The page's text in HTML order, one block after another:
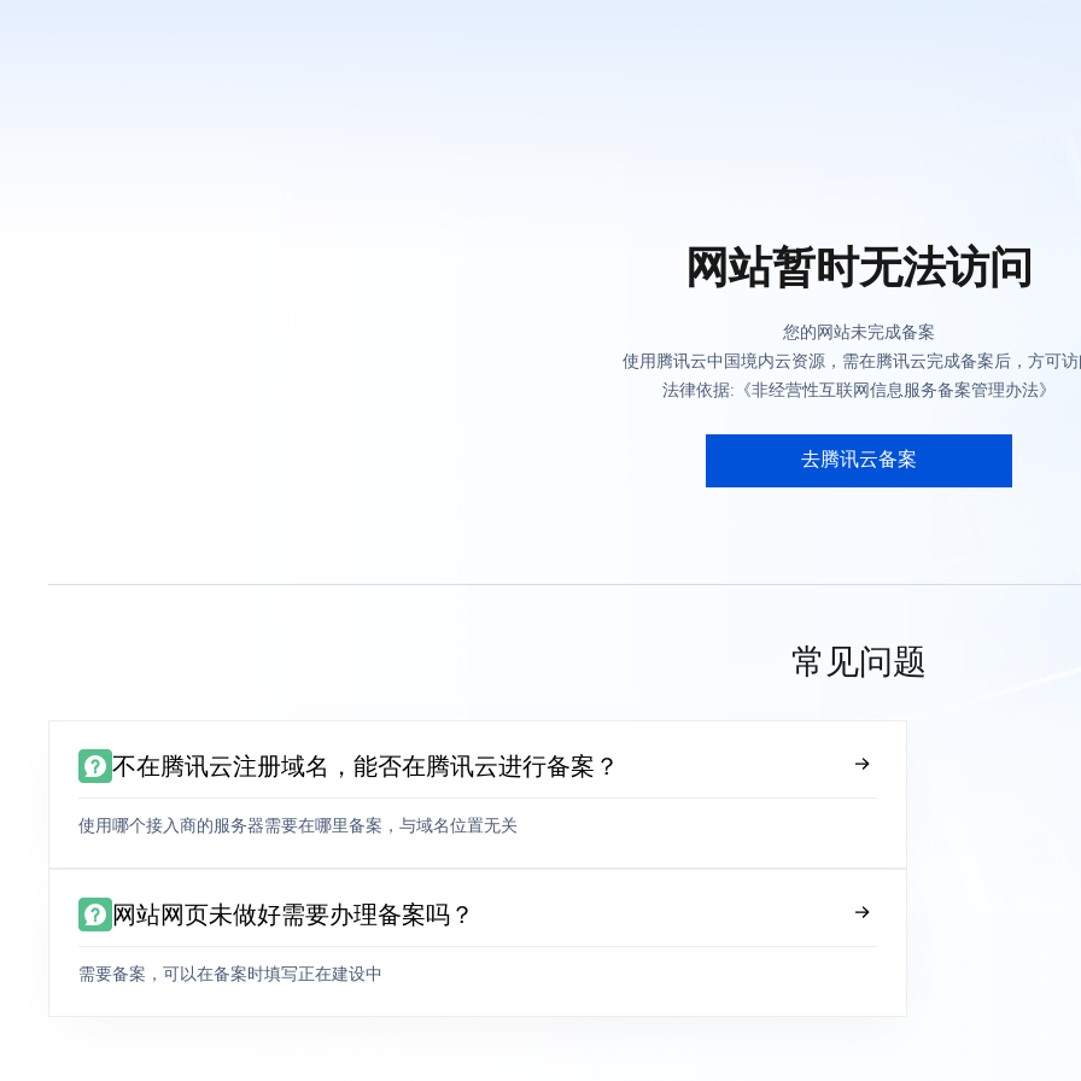
网站暂时无法访问
您的网站未完成备案
使用腾讯云中国境内云资源，需在腾讯云完成备案后，方可
法律依据:《非经营性互联网信息服务备案管理办法》
去腾讯云备案
常见问题
不在腾讯云注册域名，能否在腾讯云进行备案？
使用哪个接入商的服务器需要在哪里备案，与域名位置无关
网站网页未做好需要办理备案吗？
需要备案，可以在备案时填写正在建设中